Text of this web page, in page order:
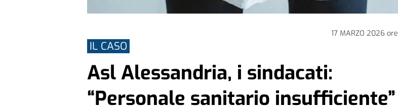
17 MARZO 2026ore
IL CASO
Asl Alessandria, i sindacati:
“Personale sanitario insufficiente”